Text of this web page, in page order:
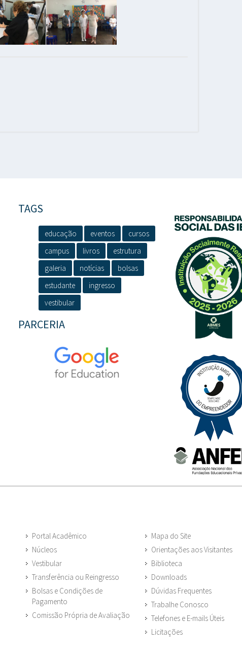
TAGS
educação eventos
cursos
campus
livros
estrutura
galeria
notícias
bolsas
estudante
ingresso
vestibular
PARCERIA
Portal Acadêmico
Núcleos
Vestibular
Transferência ou Reingresso
Bolsas e Condições de
Pagamento
Comissão Própria de Avaliação
Mapa do Site
Orientações aos Visitantes
Biblioteca
Downloads
Dúvidas Frequentes
Trabalhe Conosco
Telefones e E-mails Úteis
Licitações